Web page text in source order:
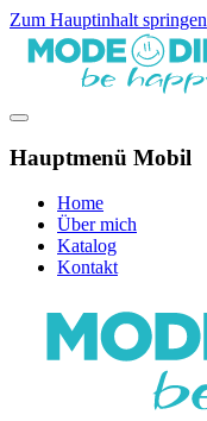
Zum Hauptinhalt springen
Hauptmenü Mobil
Home
Über mich
Katalog
Kontakt